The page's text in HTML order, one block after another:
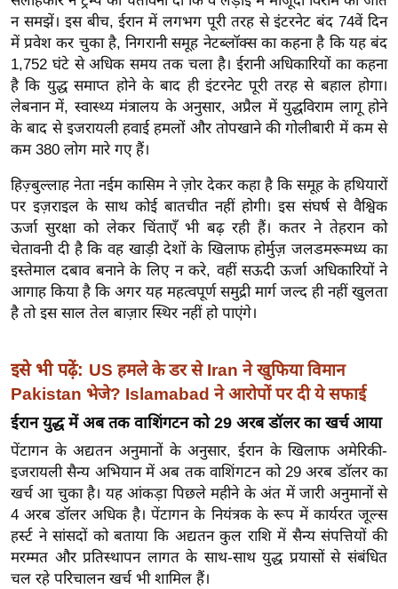
सा
ल
श
ख्सि
य
त
ग
इं
डि
या
सा
हि
ज
ग
त
ऑ
टो
व
र्ल्ड
न्यू
ज
ब्री
न समझें। इस बीच, ईरान में लगभग पूरी तरह से इंटरनेट बंद 74वें दिन
में प्रवेश कर चुका है, निगरानी समूह नेटब्लॉक्स का कहना है कि यह बंद
1,752 घंटे से अधिक समय तक चला है। ईरानी अधिकारियों का कहना
है कि युद्ध समाप्त होने के बाद ही इंटरनेट पूरी तरह से बहाल होगा।
लेबनान में, स्वास्थ्य मंत्रालय के अनुसार, अप्रैल में युद्धविराम लागू होने
के बाद से इजरायली हवाई हमलों और तोपखाने की गोलीबारी में कम से
कम 380 लोग मारे गए हैं।
हिज़्बुल्लाह नेता नईम कासिम ने ज़ोर देकर कहा है कि समूह के हथियारों
पर इज़राइल के साथ कोई बातचीत नहीं होगी। इस संघर्ष से वैश्विक
ऊर्जा सुरक्षा को लेकर चिंताएँ भी बढ़ रही हैं। कतर ने तेहरान को
चेतावनी दी है कि वह खाड़ी देशों के खिलाफ होर्मुज़ जलडमरूमध्य का
इस्तेमाल दबाव बनाने के लिए न करे, वहीं सऊदी ऊर्जा अधिकारियों ने
आगाह किया है कि अगर यह महत्वपूर्ण समुद्री मार्ग जल्द ही नहीं खुलता
है तो इस साल तेल बाज़ार स्थिर नहीं हो पाएंगे।
इसे भी पढ़ें: US हमले के डर से Iran ने खुफिया विमान
Pakistan भेजे? Islamabad ने आरोपों पर दी ये सफाई
ईरान युद्ध में अब तक वाशिंगटन को 29 अरब डॉलर का खर्च आया
पेंटागन के अद्यतन अनुमानों के अनुसार, ईरान के खिलाफ अमेरिकी-
इजरायली सैन्य अभियान में अब तक वाशिंगटन को 29 अरब डॉलर का
खर्च आ चुका है। यह आंकड़ा पिछले महीने के अंत में जारी अनुमानों से
4 अरब डॉलर अधिक है। पेंटागन के नियंत्रक के रूप में कार्यरत जूल्स
हर्स्ट ने सांसदों को बताया कि अद्यतन कुल राशि में सैन्य संपत्तियों की
मरम्मत और प्रतिस्थापन लागत के साथ-साथ युद्ध प्रयासों से संबंधित
चल रहे परिचालन खर्च भी शामिल हैं।